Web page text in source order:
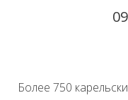
Более 750